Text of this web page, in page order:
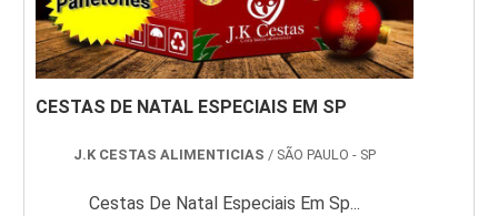
CESTAS DE NATAL ESPECIAIS EM SP
J.K CESTAS ALIMENTICIAS/ SÃO PAULO - SP
Cestas De Natal Especiais Em Sp...